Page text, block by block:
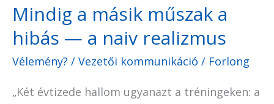
Mindig a másik műszak a
hibás — a naiv realizmus
Vélemény? / Vezetői kommunikáció / Forlong
„Két évtizede hallom ugyanazt a tréningeken: a
naiv
realizmus